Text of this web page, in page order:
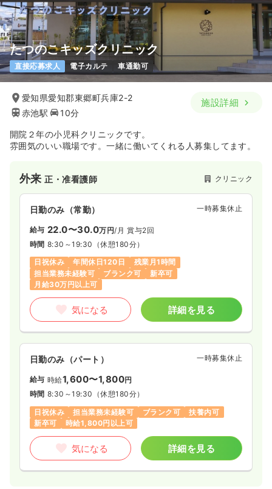
たつのこキッズクリニック
直接応募求人 電子カルテ 車通勤可
愛知県愛知郡東郷町兵庫2-2
赤池駅
10分
施設詳細
開院２年の小児科クリニックです。
雰囲気のいい職場です。一緒に働いてくれる人募集してます。
外来正・准看護師 クリニック
日勤のみ（常勤） 一時募集休止
給与 22.0〜30.0万円/月 賞与2回
時間 8:30～19:30 （休憩180分）
日祝休み
年間休日120日
残業月1時間
担当業務未経験可
ブランク可
新卒可
月給30万円以上可
気になる 詳細を見る
日勤のみ（パート） 一時募集休止
給与 時給1,600〜1,800円
時間 8:30～19:30 （休憩180分）
日祝休み
担当業務未経験可 ブランク可
扶養内可
新卒可
時給1,800円以上可
気になる 詳細を見る